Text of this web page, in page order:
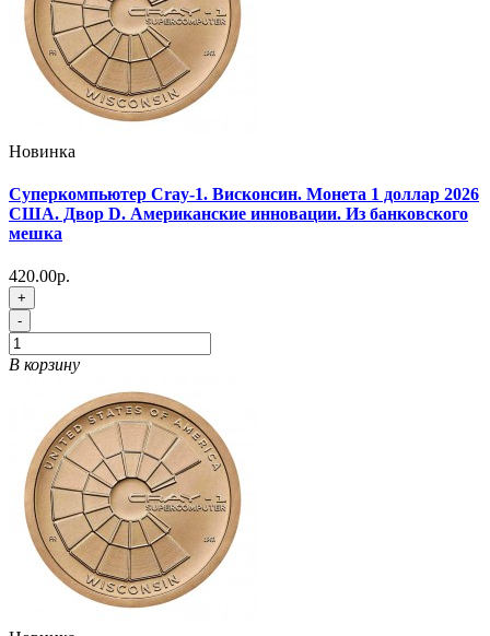
Новинка
Суперкомпьютер Cray-1. Висконсин. Монета 1 доллар 2026
США. Двор D. Американские инновации. Из банковского
мешка
420.00р.
+
-
В корзину